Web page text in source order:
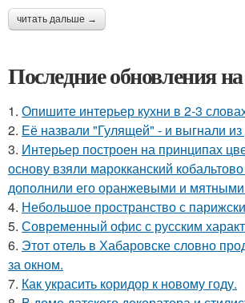
читать дальше →
Последние обновления
1. Опишите интерьер кухни в 2-3
2. Её назвали "Гулящей" - и выгнали
3. Интерьер построен на принципах
основу взяли марокканский
дополнили его оранжевыми и
4. Небольшое пространство с
5. Современный офис с русским
6. Этот отель в Хабаровске словно
за окном.
7. Как украсить коридор к новому году.